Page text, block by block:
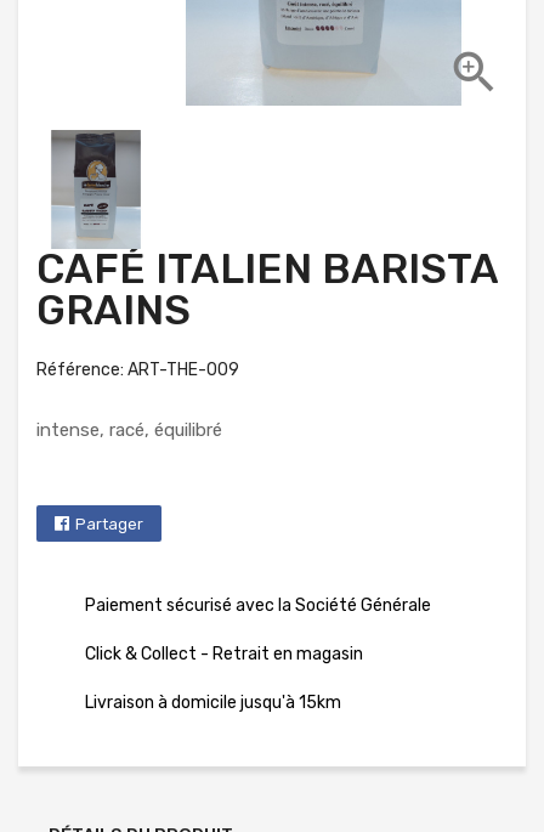

CAFÉ ITALIEN BARISTA
GRAINS
Référence: ART-THE-009
intense, racé, équilibré
Partager
Paiement sécurisé avec la Société Générale
Click & Collect - Retrait en magasin
Livraison à domicile jusqu'à 15km